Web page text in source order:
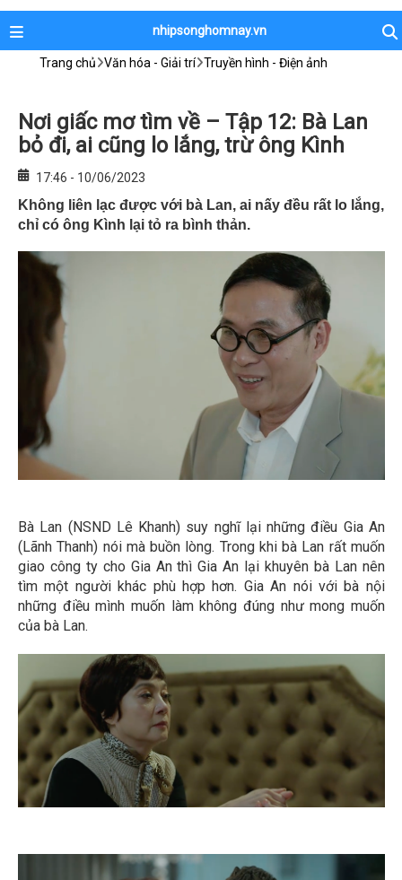
nhipsonghomnay.vn
Trang chủ Văn hóa - Giải trí Truyền hình - Điện ảnh
Nơi giấc mơ tìm về – Tập 12: Bà Lan
bỏ đi, ai cũng lo lắng, trừ ông Kình
17:46 - 10/06/2023
Không liên lạc được với bà Lan, ai nấy đều rất lo lắng,
chỉ có ông Kình lại tỏ ra bình thản.
Bà Lan (NSND Lê Khanh) suy nghĩ lại những điều Gia An
(Lãnh Thanh) nói mà buồn lòng. Trong khi bà Lan rất muốn
giao công ty cho Gia An thì Gia An lại khuyên bà Lan nên
tìm một người khác phù hợp hơn. Gia An nói với bà nội
những điều mình muốn làm không đúng như mong muốn
của bà Lan.